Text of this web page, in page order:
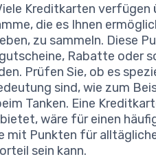
Kreditkarten verfügen
die es Ihnen
zu sammeln. Diese
Rabatte oder
Prüfen Sie, ob es
sind, wie zum
Tanken. Eine
wäre für einen
mit Punkten für
sein kann.